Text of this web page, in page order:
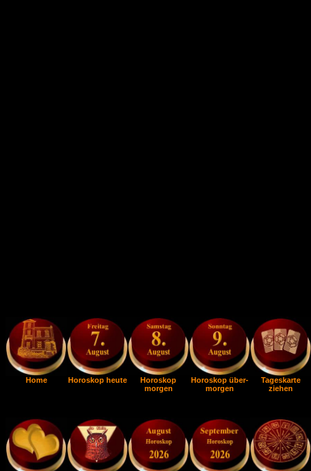
Home Horoskop heute
Horoskop
morgen
Horoskop über-
morgen
Tageskarte
ziehen